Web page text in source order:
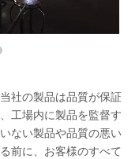
社の製品は品質が保証
工場内に製品を監督す
ない製品や品質の悪い
前に、お客様のすべて